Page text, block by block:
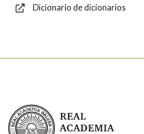
Dicionario de dicionarios
Real Academia Galega